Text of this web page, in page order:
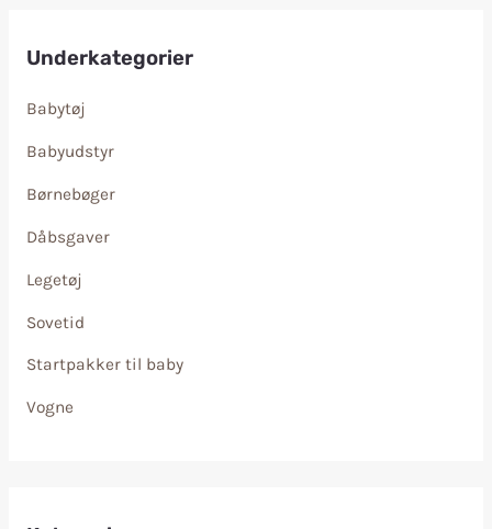
Underkategorier
Babytøj
Babyudstyr
Børnebøger
Dåbsgaver
Legetøj
Sovetid
Startpakker til baby
Vogne